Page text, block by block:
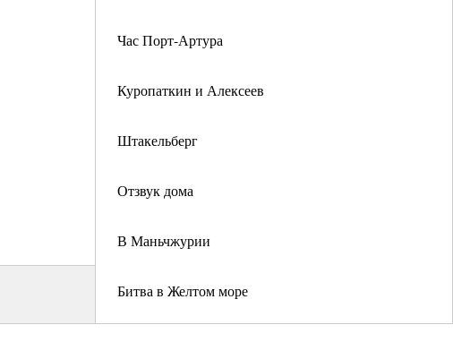
Час Порт-Артура
Куропаткин и Алексеев
Штакельберг
Отзвук дома
В Маньчжурии
Битва в Желтом море